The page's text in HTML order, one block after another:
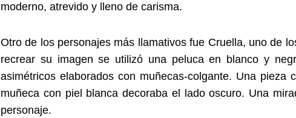
moderno, atrevido y lleno de carisma.
Otro de los personajes más llamativos fue Cruella, uno de
recrear su imagen se utilizó una peluca en blanco y
asimétricos elaborados con muñecas-colgante. Una
muñeca con piel blanca decoraba el lado oscuro. Una
personaje.